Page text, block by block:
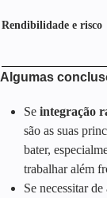
Rendibilidade e risco
Algumas
Se integração
são as suas
bater,
trabalhar além
Se necessitar